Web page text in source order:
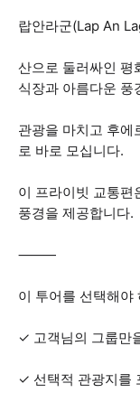
랍안라군(Lap An
산으로 둘러싸인 평
식장과 아름다운 풍
관광을 마치고 후에
로 바로 모십니다.
이 프라이빗 교통편
풍경을 제공합니다.
⸻
이 투어를 선택해야
✓ 고객님의 그룹만
✓ 선택적 관광지를